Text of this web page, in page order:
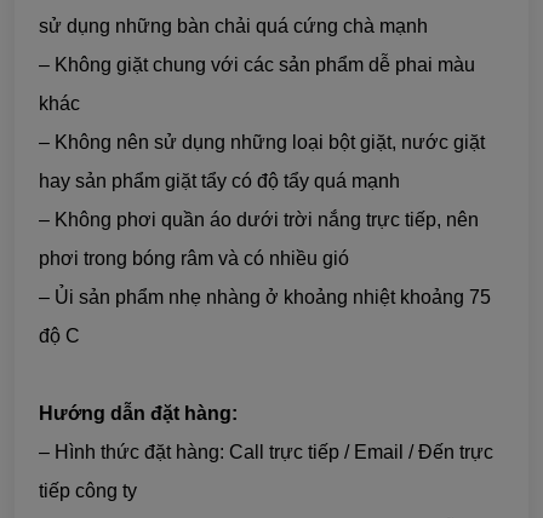
sử dụng những bàn chải quá cứng chà mạnh
– Không giặt chung với các sản phẩm dễ phai màu
khác
– Không nên sử dụng những loại bột giặt, nước giặt
hay sản phẩm giặt tẩy có độ tẩy quá mạnh
– Không phơi quần áo dưới trời nắng trực tiếp, nên
phơi trong bóng râm và có nhiều gió
– Ủi sản phẩm nhẹ nhàng ở khoảng nhiệt khoảng 75
độ C
Hướng dẫn đặt hàng:
– Hình thức đặt hàng: Call trực tiếp / Email / Đến trực
tiếp công ty